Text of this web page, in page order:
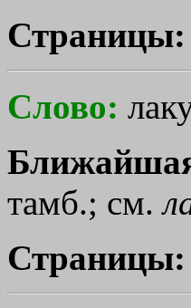
Страницы:
Слово:
тамб.; см.
Страницы: